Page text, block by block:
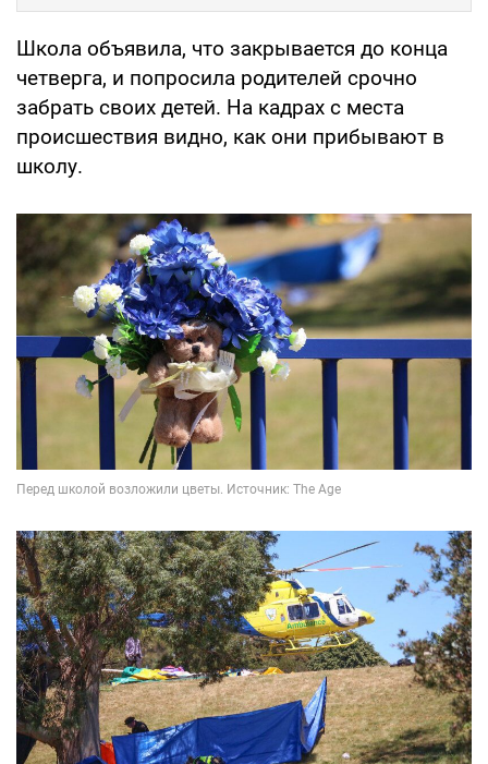
Школа объявила, что закрывается до конца
четверга, и попросила родителей срочно
забрать своих детей. На кадрах с места
происшествия видно, как они прибывают в
школу.